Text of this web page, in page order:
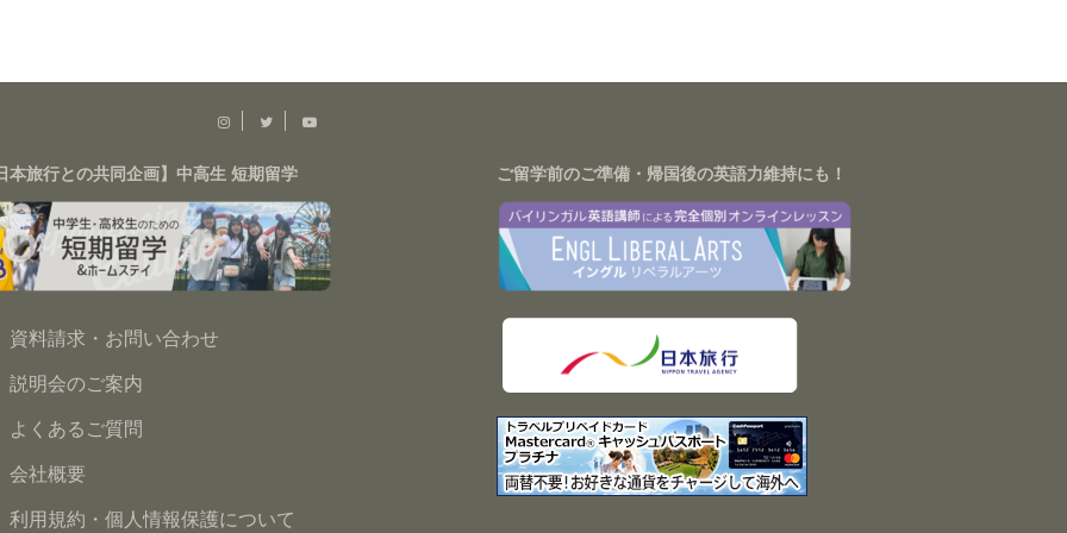
本旅行との共同企画】中高生 短期留学
資料請求・お問い合わせ
説明会のご案内
よくあるご質問
会社概要
利用規約・個人情報保護について
ご留学前のご準備・帰国後の英語力維持にも！